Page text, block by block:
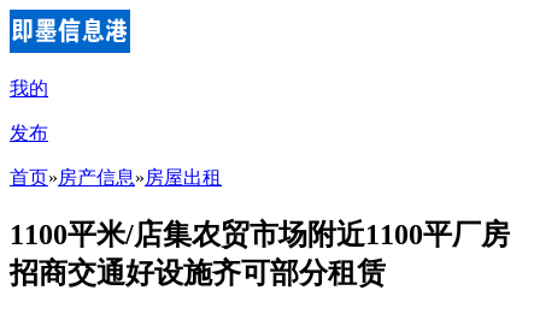
我的
发布
首页»房产信息»房屋出租
1100平米/店集农贸市场附近1100平厂房
招商交通好设施齐可部分租赁